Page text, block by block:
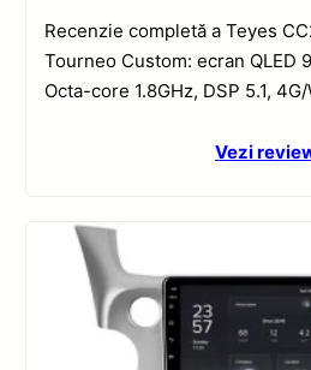
Recenzie completă a Teyes
Tourneo Custom: ecran QLED
Octa-core 1.8GHz, DSP 5.1,
Vezi